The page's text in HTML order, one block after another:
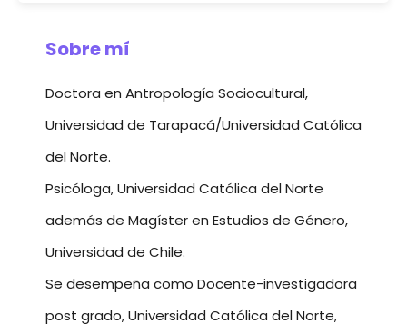
Sobre mí
Doctora en Antropología Sociocultural,
Universidad de Tarapacá/Universidad Católica
del Norte.
Psicóloga, Universidad Católica del Norte
además de Magíster en Estudios de Género,
Universidad de Chile.
Se desempeña como Docente-investigadora
post grado, Universidad Católica del Norte,